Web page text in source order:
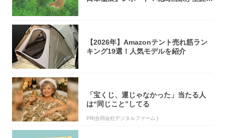
【2026年】Amazonテント売れ筋ラン
キング19選！人気モデルを紹介
「宝くじ、運じゃなかった」当たる人
は“同じこと”してる
PR(合同会社デジタルファーム )